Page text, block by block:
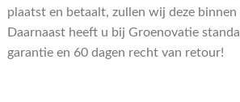
plaatst en betaalt, zullen wij deze binnen
Daarnaast heeft u bij Groenovatie
garantie en 60 dagen recht van retour!